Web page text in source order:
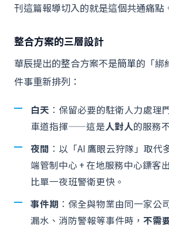
刊這篇報導切入的就是這個共通痛點
整合方案的三層設計
華辰提出的整合方案不是簡單的「綁
件事重新排列：
白天 ：保留必要的駐衛人力處理
車道指揮——這是人對人的服務
夜間 ：以「AI 鷹眼云狩隊」取代
端管制中心 + 在地服務中心鏢客
比單一夜班警衛更快。
事件期 ：保全與物業由同一家公
漏水、消防警報等事件時， 不需